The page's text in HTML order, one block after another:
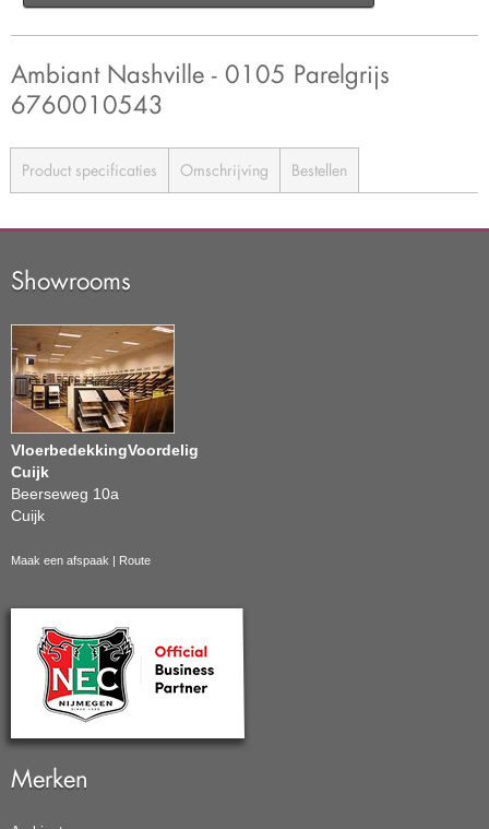
Ambiant Nashville - 0105 Parelgrijs
6760010543
Product specificaties Omschrijving Bestellen
Showrooms
VloerbedekkingVoordelig
Cuijk
Beerseweg 10a
Cuijk
Maak een afspaak | Route
Merken